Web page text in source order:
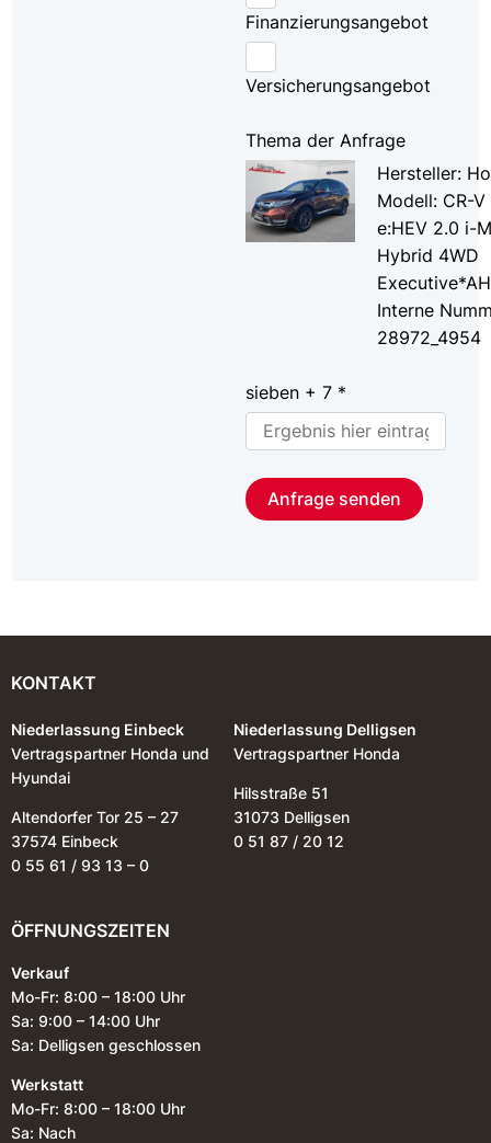
Finanzierungsangebot
Versicherungsangebot
Thema der Anfrage
Hersteller:
Modell: CR-V
e:HEV 2.0 i-
Hybrid 4WD
Interne
28972_4954
sieben + 7 *
Anfrage senden
KONTAKT
Niederlassung Einbeck
Vertragspartner Honda und
Hyundai
Altendorfer Tor 25 – 27
37574 Einbeck
0 55 61 / 93 13 – 0
Niederlassung Delligsen
Vertragspartner Honda
Hilsstraße 51
31073 Delligsen
0 51 87 / 20 12
ÖFFNUNGSZEITEN
Verkauf
Mo-Fr: 8:00 – 18:00 Uhr
Sa: 9:00 – 14:00 Uhr
Sa: Delligsen geschlossen
Werkstatt
Mo-Fr: 8:00 – 18:00 Uhr
Sa: Nach